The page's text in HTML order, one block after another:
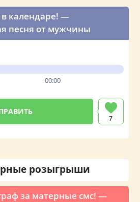
календаре! —
песня от мужчины
00:00
7
розыгрыши
за матерные смс! —